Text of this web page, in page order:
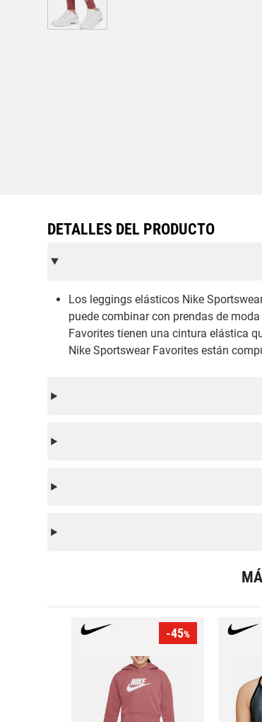
DETALLES DEL PRODUCTO
Los leggings elásticos Nike
puede combinar con prendas de
Favorites tienen una cintura elástica
Nike Sportswear Favorites están
-45%